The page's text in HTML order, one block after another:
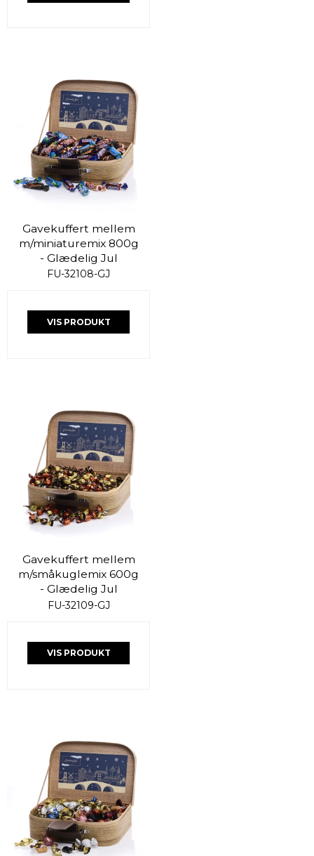
Gavekuffert mellem
m/miniaturemix 800g
- Glædelig Jul
FU-32108-GJ
VIS PRODUKT
Gavekuffert mellem
m/småkuglemix 600g
- Glædelig Jul
FU-32109-GJ
VIS PRODUKT